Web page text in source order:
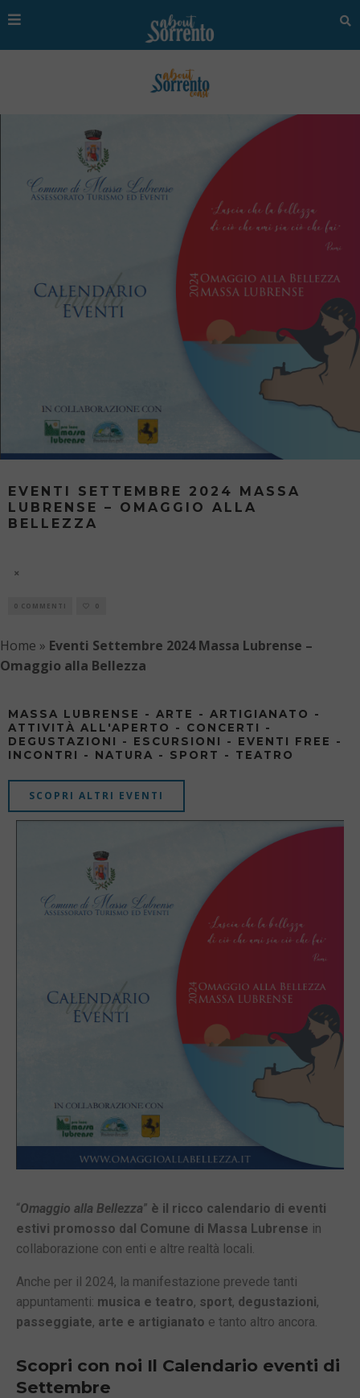
EVENTI SETTEMBRE 2024 MASSA
LUBRENSE – OMAGGIO ALLA
BELLEZZA
0 COMMENTI 0
Home » Eventi Settembre 2024 Massa Lubrense –
Omaggio alla Bellezza
MASSA LUBRENSE - ARTE - ARTIGIANATO -
ATTIVITÀ ALL'APERTO - CONCERTI -
DEGUSTAZIONI - ESCURSIONI - EVENTI FREE -
INCONTRI - NATURA - SPORT - TEATRO
SCOPRI ALTRI EVENTI
“Omaggio alla Bellezza” è il ricco calendario di eventi
estivi promosso dal Comune di Massa Lubrense in
collaborazione con enti e altre realtà locali.
Anche per il 2024, la manifestazione prevede tanti
appuntamenti: musica e teatro, sport, degustazioni,
passeggiate, arte e artigianato e tanto altro ancora.
Scopri con noi Il Calendario eventi di
Settembre